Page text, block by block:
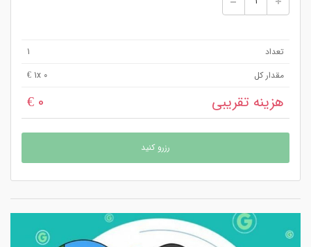
تعداد
1
مقدار کل
1x 0 €
هزینه تقریبی 0 €
رزرو کنید